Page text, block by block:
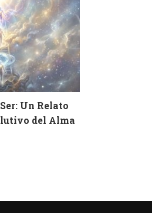
Un Relato
del Alma